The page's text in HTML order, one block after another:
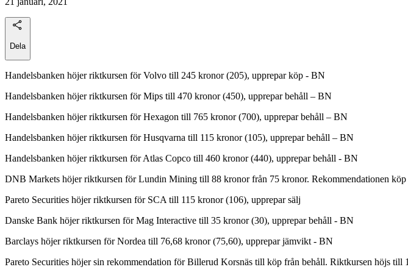
Dela
Handelsbanken höjer riktkursen för Volvo till 245 kronor (205), upprepar köp - BN
Handelsbanken höjer riktkursen för Mips till 470 kronor (450), upprepar behåll – BN
Handelsbanken höjer riktkursen för Hexagon till 765 kronor (700), upprepar behåll – BN
Handelsbanken höjer riktkursen för Husqvarna till 115 kronor (105), upprepar behåll – BN
Handelsbanken höjer riktkursen för Atlas Copco till 460 kronor (440), upprepar behåll - BN
DNB Markets höjer riktkursen för Lundin Mining till 88 kronor från 75 kronor. Rekommendationen köp
Pareto Securities höjer riktkursen för SCA till 115 kronor (106), upprepar sälj
Danske Bank höjer riktkursen för Mag Interactive till 35 kronor (30), upprepar behåll - BN
Barclays höjer riktkursen för Nordea till 76,68 kronor (75,60), upprepar jämvikt - BN
Pareto Securities höjer sin rekommendation för Billerud Korsnäs till köp från behåll. Riktkursen höjs